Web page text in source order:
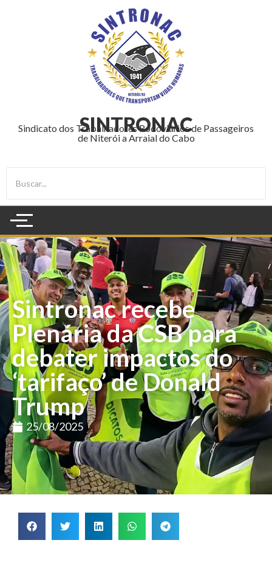
SINTRONAC
Sindicato dos Trabalhadores Rodoviários de Passageiros
de Niterói a Arraial do Cabo
25/08/2025
Sintronac recebe
Plenária da CSB para
debater impactos do
‘tarifaço’ de Donald
Trump